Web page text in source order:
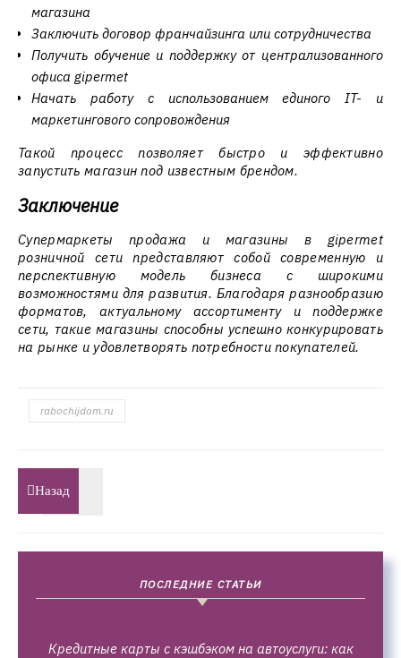
магазина
Заключить договор франчайзинга или сотрудничества
Получить обучение и поддержку от централизованного
офиса gipermet
Начать работу с использованием единого IT- и
маркетингового сопровождения
Такой процесс позволяет быстро и эффективно
запустить магазин под известным брендом.
Заключение
Супермаркеты продажа и магазины в gipermet
розничной сети представляют собой современную и
перспективную модель бизнеса с широкими
возможностями для развития. Благодаря разнообразию
форматов, актуальному ассортименту и поддержке
сети, такие магазины способны успешно конкурировать
на рынке и удовлетворять потребности покупателей.
rabochijdom.ru
Назад
ПОСЛЕДНИЕ СТАТЬИ
Кредитные карты с кэшбэком на автоуслуги: как